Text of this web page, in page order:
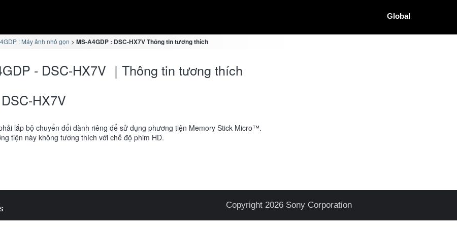
Global
: Máy ảnh nhỏ gọn MS-A4GDP : DSC-HX7V Thông tin tương thích
- DSC-HX7V ｜Thông tin tương thích
DSC-HX7V
lắp bộ chuyển đổi dành riêng để sử dụng phương tiện Memory Stick Micro™.
tiện này không tương thích với chế độ phim HD.
Copyright 2026 Sony Corporation